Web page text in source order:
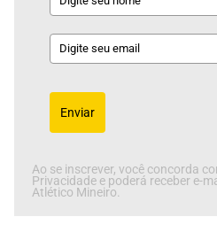
Enviar
Ao se inscrever, você concorda
Privacidade e poderá receber e-
Atlético Mineiro.